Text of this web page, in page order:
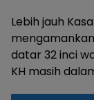
Lebih jauh
datar 32 inci
KH masih